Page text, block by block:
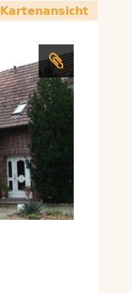
Kartenansicht